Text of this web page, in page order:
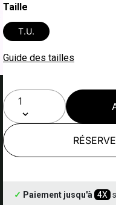
Taille
T.U.
Guide des tailles
✓ Paiement jusqu'à 4X